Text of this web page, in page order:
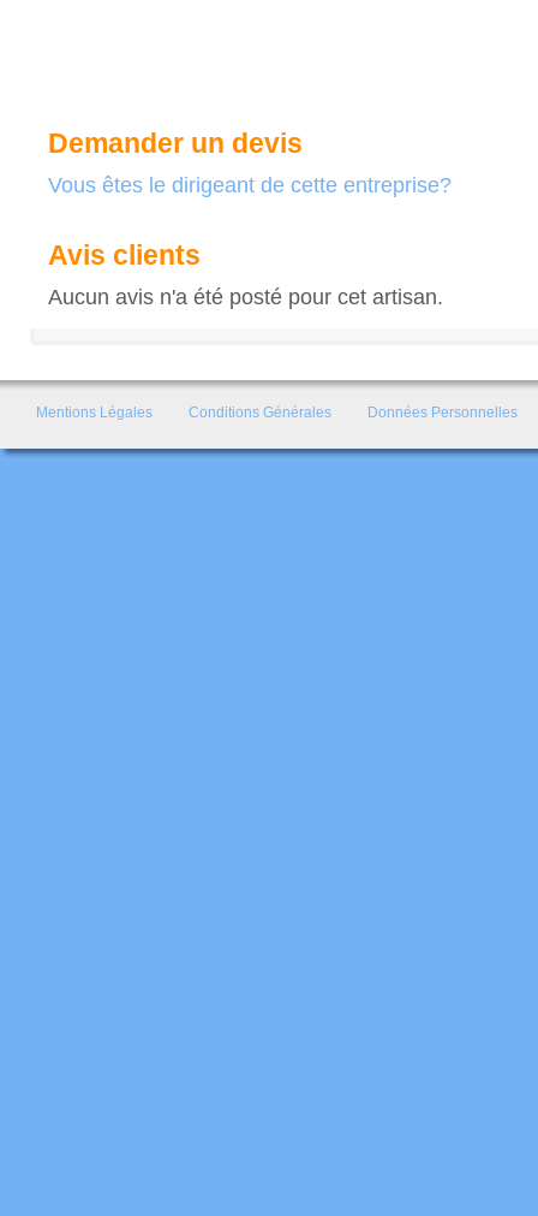
Demander un devis
Vous êtes le dirigeant de cette entreprise?
Avis clients
Aucun avis n'a été posté pour cet artisan.
Mentions Légales Conditions Générales Données Personnelles